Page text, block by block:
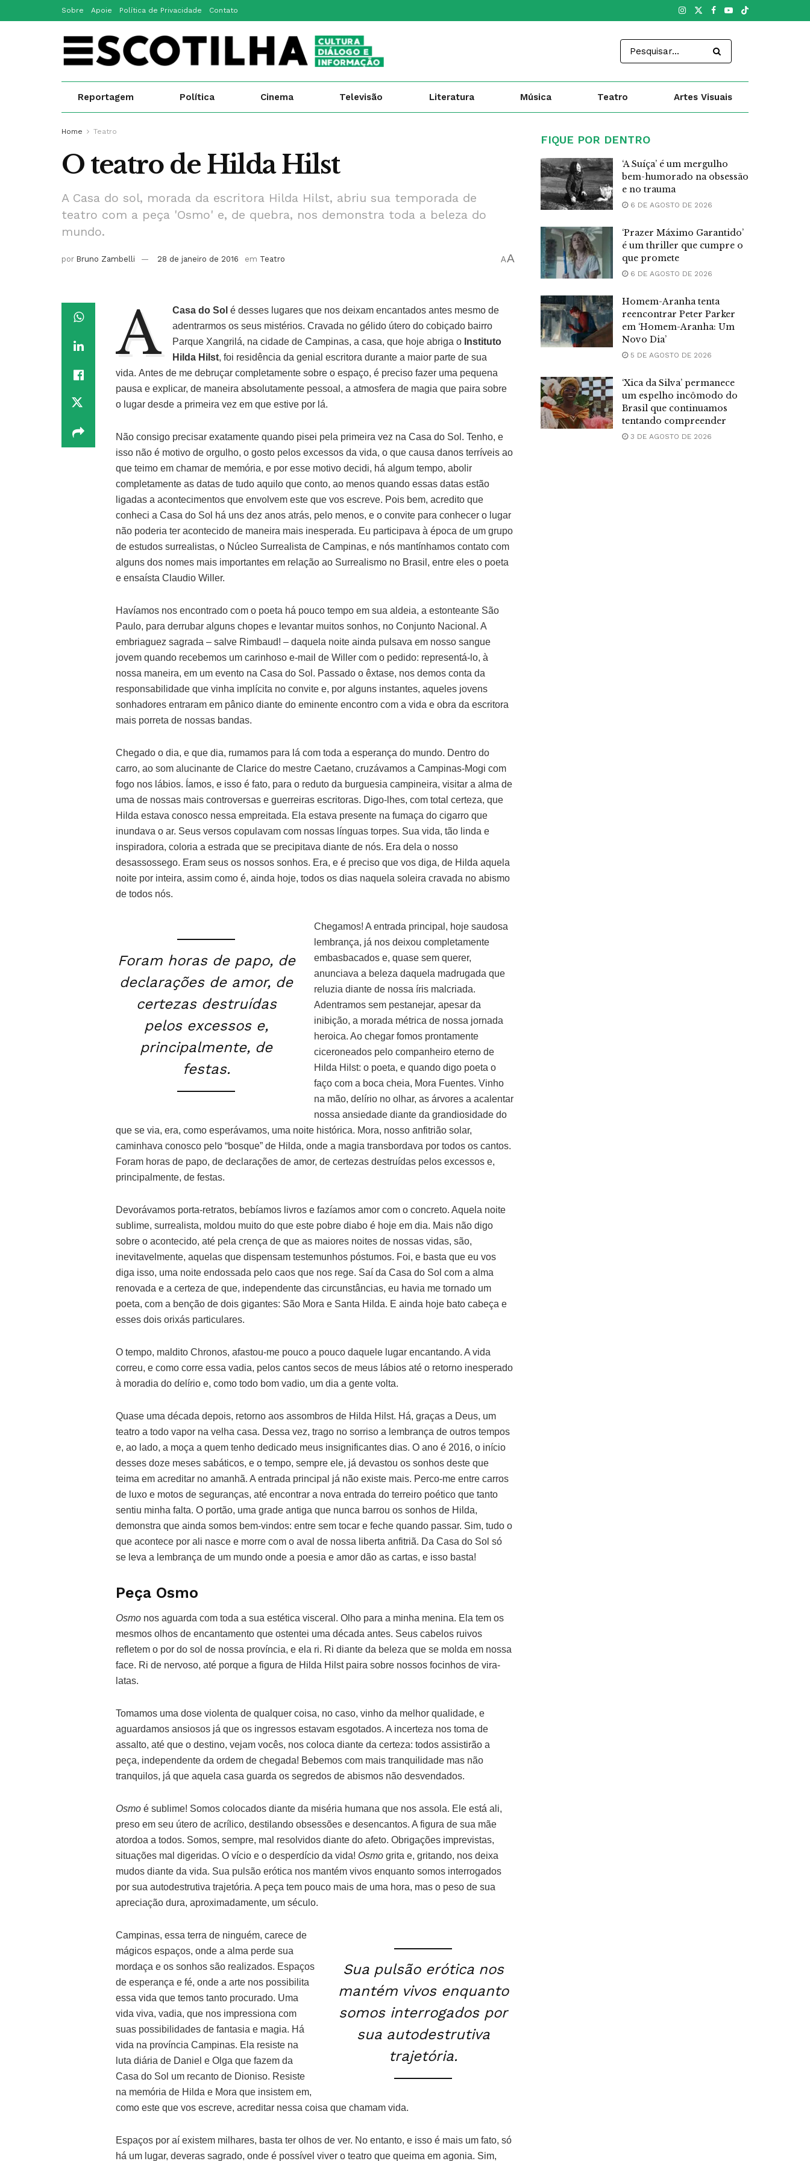
Sobre Apoie Política de Privacidade Contato
Reportagem Política Cinema Televisão Literatura Música Teatro Artes Visuais
Home Teatro
O teatro de Hilda Hilst
A Casa do sol, morada da escritora Hilda Hilst, abriu sua temporada de
teatro com a peça 'Osmo' e, de quebra, nos demonstra toda a beleza do
mundo.
por Bruno Zambelli 28 de janeiro de 2016 em Teatro AA
A Casa do Sol é desses lugares que nos deixam encantados antes mesmo de
adentrarmos os seus mistérios. Cravada no gélido útero do cobiçado bairro
Parque Xangrilá, na cidade de Campinas, a casa, que hoje abriga o Instituto
Hilda Hilst, foi residência da genial escritora durante a maior parte de sua
vida. Antes de me debruçar completamente sobre o espaço, é preciso fazer uma pequena
pausa e explicar, de maneira absolutamente pessoal, a atmosfera de magia que paira sobre
o lugar desde a primeira vez em que estive por lá.
Não consigo precisar exatamente quando pisei pela primeira vez na Casa do Sol. Tenho, e
isso não é motivo de orgulho, o gosto pelos excessos da vida, o que causa danos terríveis ao
que teimo em chamar de memória, e por esse motivo decidi, há algum tempo, abolir
completamente as datas de tudo aquilo que conto, ao menos quando essas datas estão
ligadas a acontecimentos que envolvem este que vos escreve. Pois bem, acredito que
conheci a Casa do Sol há uns dez anos atrás, pelo menos, e o convite para conhecer o lugar
não poderia ter acontecido de maneira mais inesperada. Eu participava à época de um grupo
de estudos surrealistas, o Núcleo Surrealista de Campinas, e nós mantínhamos contato com
alguns dos nomes mais importantes em relação ao Surrealismo no Brasil, entre eles o poeta
e ensaísta Claudio Willer.
Havíamos nos encontrado com o poeta há pouco tempo em sua aldeia, a estonteante São
Paulo, para derrubar alguns chopes e levantar muitos sonhos, no Conjunto Nacional. A
embriaguez sagrada – salve Rimbaud! – daquela noite ainda pulsava em nosso sangue
jovem quando recebemos um carinhoso e-mail de Willer com o pedido: representá-lo, à
nossa maneira, em um evento na Casa do Sol. Passado o êxtase, nos demos conta da
responsabilidade que vinha implícita no convite e, por alguns instantes, aqueles jovens
sonhadores entraram em pânico diante do eminente encontro com a vida e obra da escritora
mais porreta de nossas bandas.
Chegado o dia, e que dia, rumamos para lá com toda a esperança do mundo. Dentro do
carro, ao som alucinante de Clarice do mestre Caetano, cruzávamos a Campinas-Mogi com
fogo nos lábios. Íamos, e isso é fato, para o reduto da burguesia campineira, visitar a alma de
uma de nossas mais controversas e guerreiras escritoras. Digo-lhes, com total certeza, que
Hilda estava conosco nessa empreitada. Ela estava presente na fumaça do cigarro que
inundava o ar. Seus versos copulavam com nossas línguas torpes. Sua vida, tão linda e
inspiradora, coloria a estrada que se precipitava diante de nós. Era dela o nosso
desassossego. Eram seus os nossos sonhos. Era, e é preciso que vos diga, de Hilda aquela
noite por inteira, assim como é, ainda hoje, todos os dias naquela soleira cravada no abismo
de todos nós.
Foram horas de papo, de
declarações de amor, de
certezas destruídas
pelos excessos e,
principalmente, de
festas.
Chegamos! A entrada principal, hoje saudosa
lembrança, já nos deixou completamente
embasbacados e, quase sem querer,
anunciava a beleza daquela madrugada que
reluzia diante de nossa íris malcriada.
Adentramos sem pestanejar, apesar da
inibição, a morada métrica de nossa jornada
heroica. Ao chegar fomos prontamente
ciceroneados pelo companheiro eterno de
Hilda Hilst: o poeta, e quando digo poeta o
faço com a boca cheia, Mora Fuentes. Vinho
na mão, delírio no olhar, as árvores a acalentar
nossa ansiedade diante da grandiosidade do
que se via, era, como esperávamos, uma noite histórica. Mora, nosso anfitrião solar,
caminhava conosco pelo “bosque” de Hilda, onde a magia transbordava por todos os cantos.
Foram horas de papo, de declarações de amor, de certezas destruídas pelos excessos e,
principalmente, de festas.
Devorávamos porta-retratos, bebíamos livros e fazíamos amor com o concreto. Aquela noite
sublime, surrealista, moldou muito do que este pobre diabo é hoje em dia. Mais não digo
sobre o acontecido, até pela crença de que as maiores noites de nossas vidas, são,
inevitavelmente, aquelas que dispensam testemunhos póstumos. Foi, e basta que eu vos
diga isso, uma noite endossada pelo caos que nos rege. Saí da Casa do Sol com a alma
renovada e a certeza de que, independente das circunstâncias, eu havia me tornado um
poeta, com a benção de dois gigantes: São Mora e Santa Hilda. E ainda hoje bato cabeça e
esses dois orixás particulares.
O tempo, maldito Chronos, afastou-me pouco a pouco daquele lugar encantando. A vida
correu, e como corre essa vadia, pelos cantos secos de meus lábios até o retorno inesperado
à moradia do delírio e, como todo bom vadio, um dia a gente volta.
Quase uma década depois, retorno aos assombros de Hilda Hilst. Há, graças a Deus, um
teatro a todo vapor na velha casa. Dessa vez, trago no sorriso a lembrança de outros tempos
e, ao lado, a moça a quem tenho dedicado meus insignificantes dias. O ano é 2016, o início
desses doze meses sabáticos, e o tempo, sempre ele, já devastou os sonhos deste que
teima em acreditar no amanhã. A entrada principal já não existe mais. Perco-me entre carros
de luxo e motos de seguranças, até encontrar a nova entrada do terreiro poético que tanto
sentiu minha falta. O portão, uma grade antiga que nunca barrou os sonhos de Hilda,
demonstra que ainda somos bem-vindos: entre sem tocar e feche quando passar. Sim, tudo o
que acontece por ali nasce e morre com o aval de nossa liberta anfitriã. Da Casa do Sol só
se leva a lembrança de um mundo onde a poesia e amor dão as cartas, e isso basta!
Peça Osmo
Osmo nos aguarda com toda a sua estética visceral. Olho para a minha menina. Ela tem os
mesmos olhos de encantamento que ostentei uma década antes. Seus cabelos ruivos
refletem o por do sol de nossa província, e ela ri. Ri diante da beleza que se molda em nossa
face. Ri de nervoso, até porque a figura de Hilda Hilst paira sobre nossos focinhos de vira-
latas.
Tomamos uma dose violenta de qualquer coisa, no caso, vinho da melhor qualidade, e
aguardamos ansiosos já que os ingressos estavam esgotados. A incerteza nos toma de
assalto, até que o destino, vejam vocês, nos coloca diante da certeza: todos assistirão a
peça, independente da ordem de chegada! Bebemos com mais tranquilidade mas não
tranquilos, já que aquela casa guarda os segredos de abismos não desvendados.
Osmo é sublime! Somos colocados diante da miséria humana que nos assola. Ele está ali,
preso em seu útero de acrílico, destilando obsessões e desencantos. A figura de sua mãe
atordoa a todos. Somos, sempre, mal resolvidos diante do afeto. Obrigações imprevistas,
situações mal digeridas. O vício e o desperdício da vida! Osmo grita e, gritando, nos deixa
mudos diante da vida. Sua pulsão erótica nos mantém vivos enquanto somos interrogados
por sua autodestrutiva trajetória. A peça tem pouco mais de uma hora, mas o peso de sua
apreciação dura, aproximadamente, um século.
Sua pulsão erótica nos
mantém vivos enquanto
somos interrogados por
sua autodestrutiva
trajetória.
Campinas, essa terra de ninguém, carece de
mágicos espaços, onde a alma perde sua
mordaça e os sonhos são realizados. Espaços
de esperança e fé, onde a arte nos possibilita
essa vida que temos tanto procurado. Uma
vida viva, vadia, que nos impressiona com
suas possibilidades de fantasia e magia. Há
vida na província Campinas. Ela resiste na
luta diária de Daniel e Olga que fazem da
Casa do Sol um recanto de Dioniso. Resiste
na memória de Hilda e Mora que insistem em,
como este que vos escreve, acreditar nessa coisa que chamam vida.
Espaços por aí existem milhares, basta ter olhos de ver. No entanto, e isso é mais um fato, só
há um lugar, deveras sagrado, onde é possível viver o teatro que queima em agonia. Sim,
FIQUE POR DENTRO
‘A Suíça’ é um mergulho
bem-humorado na obsessão
e no trauma
6 DE AGOSTO DE 2026
‘Prazer Máximo Garantido’
é um thriller que cumpre o
que promete
6 DE AGOSTO DE 2026
Homem-Aranha tenta
reencontrar Peter Parker
em ‘Homem-Aranha: Um
Novo Dia’
5 DE AGOSTO DE 2026
‘Xica da Silva’ permanece
um espelho incômodo do
Brasil que continuamos
tentando compreender
3 DE AGOSTO DE 2026